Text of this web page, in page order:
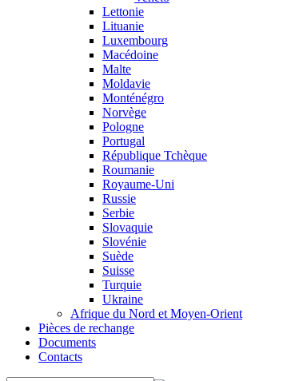
Lettonie
Lituanie
Luxembourg
Macédoine
Malte
Moldavie
Monténégro
Norvège
Pologne
Portugal
République Tchèque
Roumanie
Royaume-Uni
Russie
Serbie
Slovaquie
Slovénie
Suède
Suisse
Turquie
Ukraine
Afrique du Nord et Moyen-Orient
Pièces de rechange
Documents
Contacts